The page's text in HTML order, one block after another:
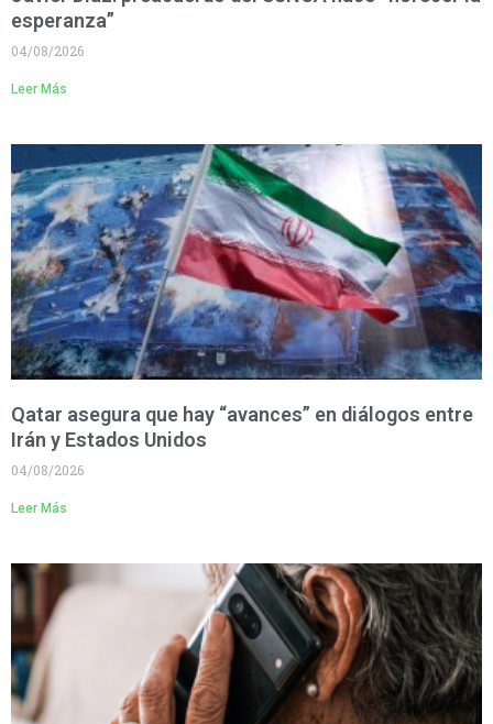
esperanza”
04/08/2026
Leer Más
Qatar asegura que hay “avances” en diálogos entre
Irán y Estados Unidos
04/08/2026
Leer Más